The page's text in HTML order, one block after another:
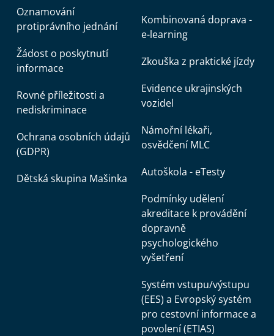
Oznamování
protiprávního jednání
Žádost o poskytnutí
informace
Rovné příležitosti a
nediskriminace
Ochrana osobních údajů
(GDPR)
Dětská skupina Mašinka
Kombinovaná doprava -
e-learning
Zkouška z praktické jízdy
Evidence ukrajinských
vozidel
Námořní lékaři,
osvědčení MLC
Autoškola - eTesty
Podmínky udělení
akreditace k provádění
dopravně
psychologického
vyšetření
Systém vstupu/výstupu
(EES) a Evropský systém
pro cestovní informace a
povolení (ETIAS)